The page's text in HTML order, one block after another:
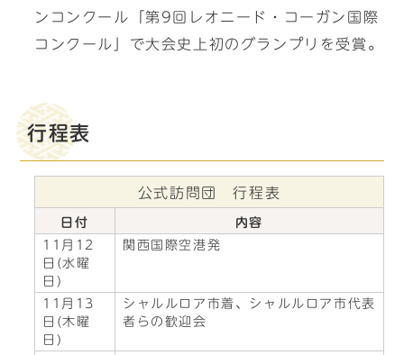
ンコンクール「第9回レオニード・コーガン国際
コンクール」で大会史上初のグランプリを受賞。
行程表
公式訪問団 行程表
日付
内容
11月12
日(水曜
日)
関西国際空港発
11月13
日(木曜
日)
シャルルロア市着、シャルルロア市代表
者らの歓迎会